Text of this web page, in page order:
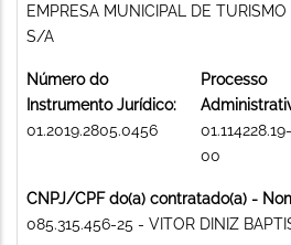
EMPRESA MUNICIPAL DE
S/A
Número do
Instrumento Jurídico:
01.2019.2805.0456
Processo
01.114228.19-
00
CNPJ/CPF do(a) contratado(a) -
085.315.456-25 - VITOR DINIZ